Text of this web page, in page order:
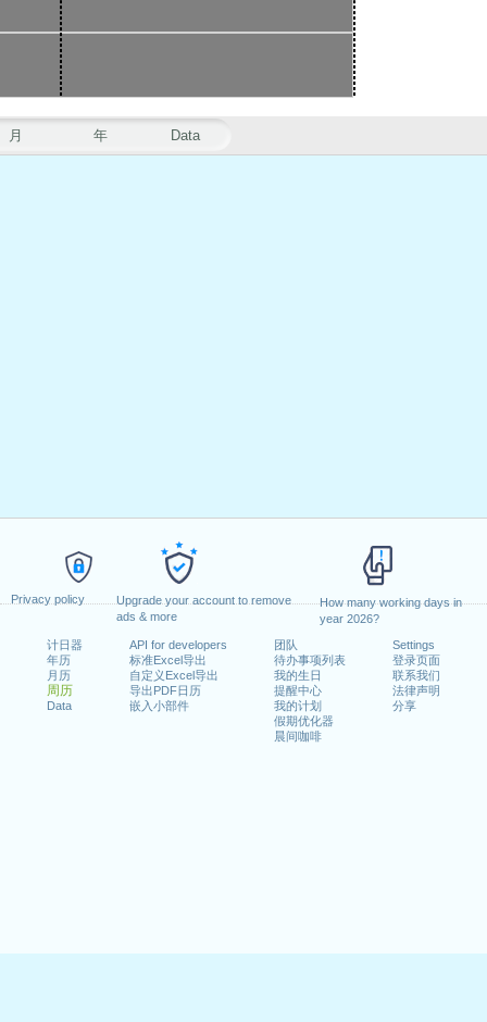
Privacy policy
Upgrade your account to remove
ads & more
How many working days in
year 2026?
计日器
年历
月历
周历
Data
API for developers
标准Excel导出
自定义Excel导出
导出PDF日历
嵌入小部件
团队
待办事项列表
我的生日
提醒中心
我的计划
假期优化器
晨间咖啡
Settings
登录页面
联系我们
法律声明
分享
月 年 Data